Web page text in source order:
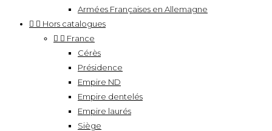
Armées Françaises en Allemagne
  Hors catalogues
  France
Cérès
Présidence
Empire ND
Empire dentelés
Empire laurés
Siège